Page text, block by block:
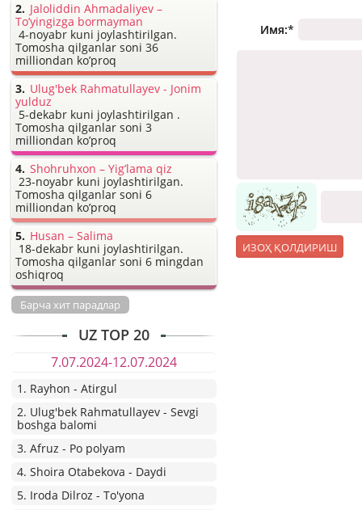
Имя:*
Jaloliddin Ahmadaliyev –
To’yingizga bormayman
4-noyabr kuni joylashtirilgan.
Tomosha qilganlar soni 36
milliondan ko’proq
Ulug'bek Rahmatullayev - Jonim
yulduz
5-dekabr kuni joylashtirilgan .
Tomosha qilganlar soni 3
milliondan ko’proq
Shohruhxon – Yig’lama qiz
23-noyabr kuni joylashtirilgan.
Tomosha qilganlar soni 6
milliondan ko’proq
Husan – Salima
18-dekabr kuni joylashtirilgan.
Tomosha qilganlar soni 6 mingdan
oshiqroq
Барча хит парадлар
UZ TOP 20
7.07.2024-12.07.2024
1. Rayhon - Atirgul
2. Ulug'bek Rahmatullayev - Sevgi
boshga balomi
3. Afruz - Po polyam
4. Shoira Otabekova - Daydi
5. Iroda Dilroz - To'yona